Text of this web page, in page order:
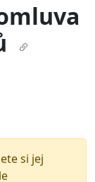
si jej